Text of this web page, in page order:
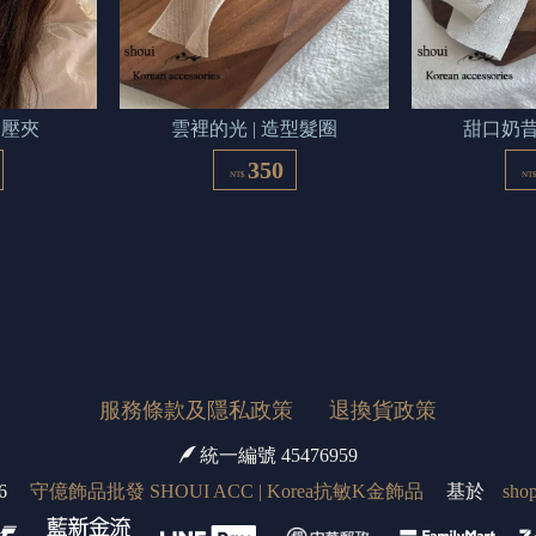
夾
NT$ 350
雲裡的光 | 造型髮圈
NT$
甜口奶
服務條款及隱私政策 退換貨政策
統一編號 45476959
守億飾品批發 SHOUI ACC | Korea抗敏K金飾品 基於